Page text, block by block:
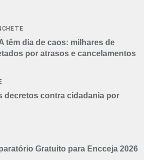
têm dia de caos: milhares de
por atrasos e cancelamentos
decretos contra cidadania por
Gratuito para Encceja 2026